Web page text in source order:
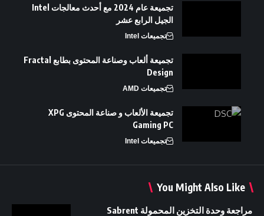
تجميعة عام 2024 مع أحدث معالجات Intel
الجيل الرابع عشر
تجميعات Intel
تجميعة ألعاب وصناعة المحتوى بطابع Fractal
Design
تجميعات AMD
تجميعة الألعاب و صناعة المحتوى XPG
Gaming PC
تجميعات Intel
You Might Also Like
مراجعة وحدة التخزين المحمولة Sabrent